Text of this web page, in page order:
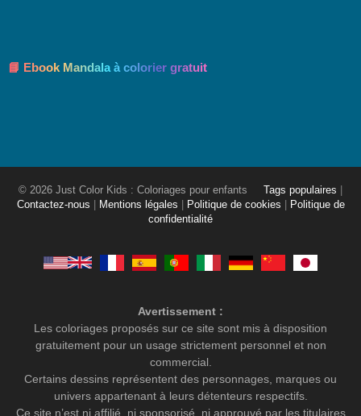
📘 Ebook Mandala à colorier gratuit
© 2026 Just Color Kids : Coloriages pour enfants Tags populaires
Contactez-nous
Mentions légales Politique de cookies
Politique de
confidentialité
Avertissement :
Les coloriages proposés sur ce site sont mis à disposition
gratuitement pour un usage strictement personnel et non
commercial.
Certains dessins représentent des personnages, marques ou
univers appartenant à leurs détenteurs respectifs.
Ce site n’est ni affilié, ni sponsorisé, ni approuvé par les titulaires